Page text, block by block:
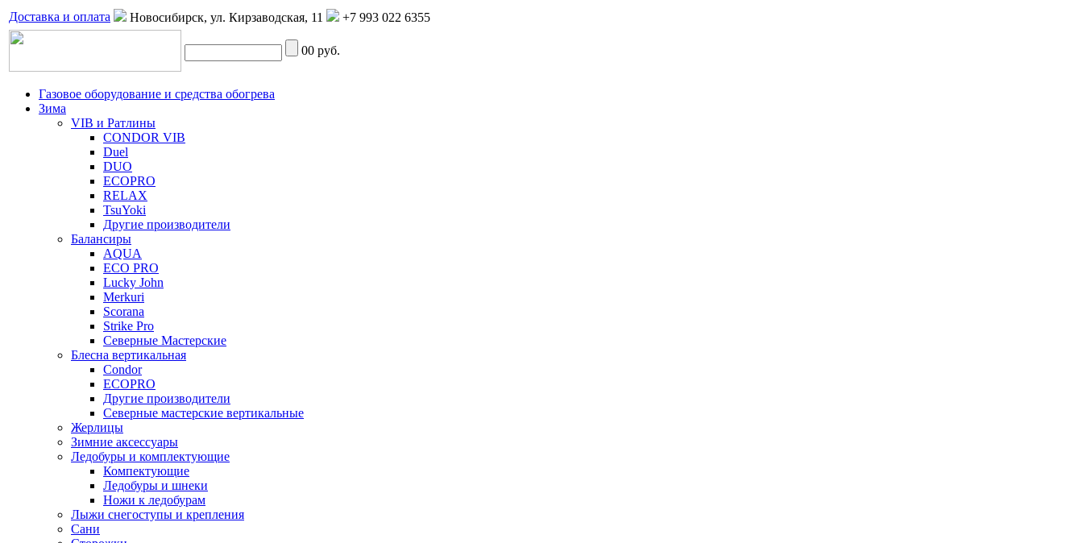
Доставка и оплата Новосибирск, ул. Кирзаводская, 11 +7 993 022 6355
00 руб.
Газовое оборудование и средства обогрева
Зима
VIB и Ратлины
CONDOR VIB
Duel
DUO
ECOPRO
RELAX
TsuYoki
Другие производители
Балансиры
AQUA
ECO PRO
Lucky John
Merkuri
Scorana
Strike Pro
Северные Мастерские
Блесна вертикальная
Condor
ECOPRO
Другие производители
Северные мастерские вертикальные
Жерлицы
Зимние аксессуары
Ледобуры и комплектующие
Компектующие
Ледобуры и шнеки
Ножи к ледобурам
Лыжи снегоступы и крепления
Сани